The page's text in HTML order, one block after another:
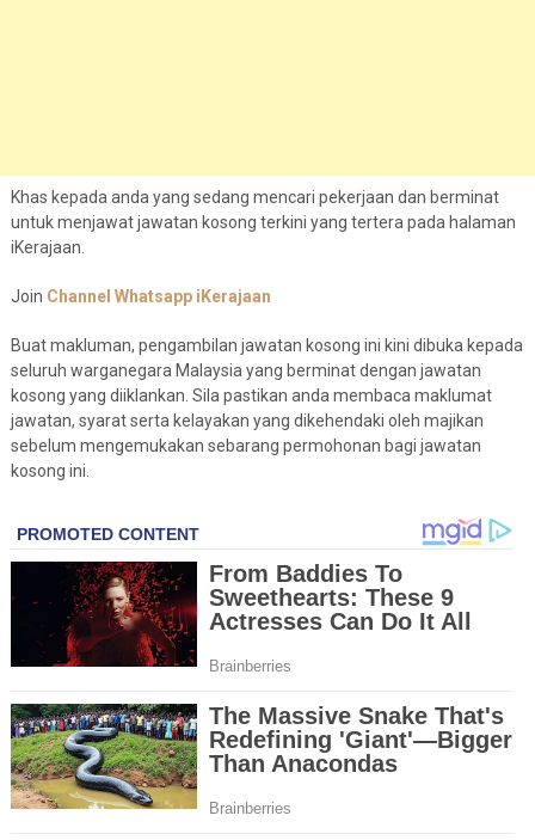
Khas kepada anda yang sedang mencari pekerjaan dan berminat
untuk menjawat jawatan kosong terkini yang tertera pada halaman
iKerajaan.
Join Channel Whatsapp iKerajaan
Buat makluman, pengambilan jawatan kosong ini kini dibuka kepada
seluruh warganegara Malaysia yang berminat dengan jawatan
kosong yang diiklankan. Sila pastikan anda membaca maklumat
jawatan, syarat serta kelayakan yang dikehendaki oleh majikan
sebelum mengemukakan sebarang permohonan bagi jawatan
kosong ini.